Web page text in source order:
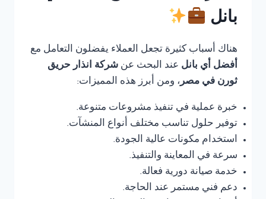
بانل
هناك أسباب كثيرة تجعل العملاء يفضلون التعامل مع
أفضل أي بانل عند البحث عن شركة انذار حريق
ثورن في مصر، ومن أبرز هذه المميزات:
خبرة عملية في تنفيذ مشروعات متنوعة.
توفير حلول تناسب مختلف أنواع المنشآت.
استخدام مكونات عالية الجودة.
سرعة في المعاينة والتنفيذ.
خدمة صيانة دورية فعالة.
دعم فني مستمر عند الحاجة.